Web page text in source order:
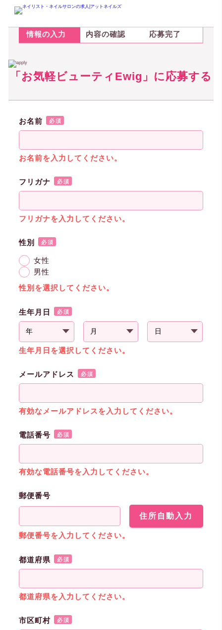
情報の入力 内容の確認 応募完了
「お気軽ビューティEwig」に応募する
お名前 必須
お名前を入力してください。
フリガナ 必須
フリガナを入力してください。
性別 必須
女性
男性
性別を選択してください。
生年月日 必須
生年月日を選択してください。
メールアドレス 必須
有効なメールアドレスを入力してください。
電話番号 必須
有効な電話番号を入力してください。
郵便番号
住所自動入力
郵便番号を入力してください。
都道府県 必須
都道府県を入力してください。
市区町村 必須